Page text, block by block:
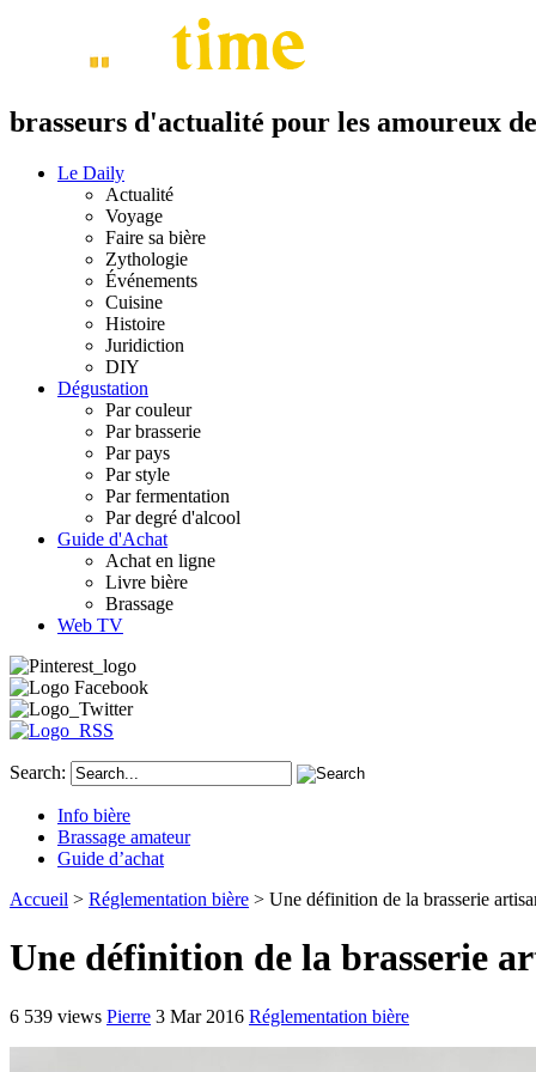
brasseurs d'actualité pour les amoureux
Le Daily
Actualité
Voyage
Faire sa bière
Zythologie
Événements
Cuisine
Histoire
Juridiction
DIY
Dégustation
Par couleur
Par brasserie
Par pays
Par style
Par fermentation
Par degré d'alcool
Guide d'Achat
Achat en ligne
Livre bière
Brassage
Web TV
Search:
Info bière
Brassage amateur
Guide d’achat
Accueil > Réglementation bière > Une définition de la brasserie
Une définition de la brasserie
6 539 views Pierre 3 Mar 2016 Réglementation bière